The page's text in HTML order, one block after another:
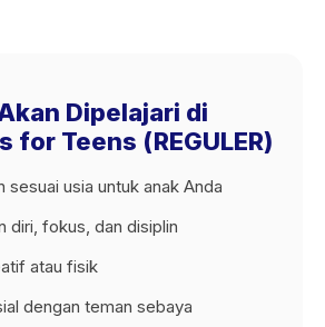
Dipelajari di
for Teens (REGULER)
sesuai usia untuk anak Anda
diri, fokus, dan disiplin
atau fisik
dengan teman sebaya